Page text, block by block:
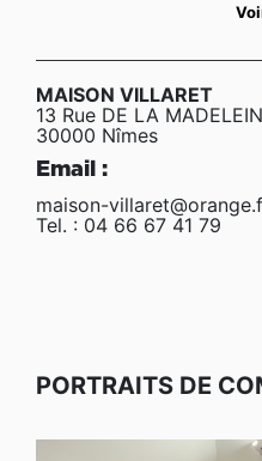
MAISON VILLARET
13 Rue DE LA
30000 Nîmes
Email :
maison-
Tel. : 04 66 67 41 79
PORTRAITS DE